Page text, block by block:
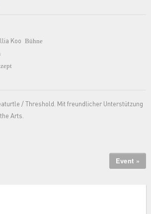
Koo Bühne
/ Threshold. Mit freundlicher Unterstützung
Arts.
Event »